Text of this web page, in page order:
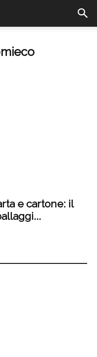
e cartone: il